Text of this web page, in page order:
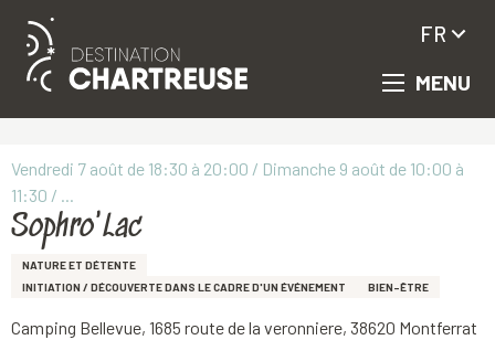
Aller
principal
MENU
FR
Vendredi 7 août de 18:30 à 20:00 / Dimanche 9 août de 10:00 à
11:30 / ...
Sophro'Lac
NATURE ET DÉTENTE
INITIATION / DÉCOUVERTE DANS LE CADRE D'UN ÉVÉNEMENT
BIEN-ÊTRE
Camping Bellevue, 1685 route de la veronniere, 38620 Montferrat